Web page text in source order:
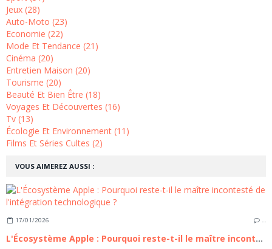
VOUS AIMEREZ AUSSI :
17/01/2026 …
L'Écosystème Apple : Pourquoi reste-t-il le maître incontesté de l'intégration technologique ?
Jeux (28)
Auto-Moto (23)
Economie (22)
Mode Et Tendance (21)
Cinéma (20)
Entretien Maison (20)
Tourisme (20)
Beauté Et Bien Être (18)
Voyages Et Découvertes (16)
Tv (13)
Écologie Et Environnement (11)
Films Et Séries Cultes (2)